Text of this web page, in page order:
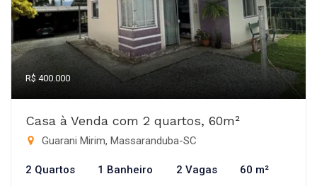
R$ 400.000
Casa à Venda com 2 quartos, 60m²
Guarani Mirim, Massaranduba-SC
2 Quartos 1 Banheiro 2 Vagas 60 m²